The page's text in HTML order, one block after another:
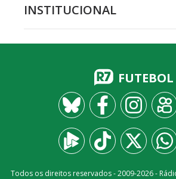
INSTITUCIONAL
FUTEBOL
Todos os direitos reservados - 2009-2026-